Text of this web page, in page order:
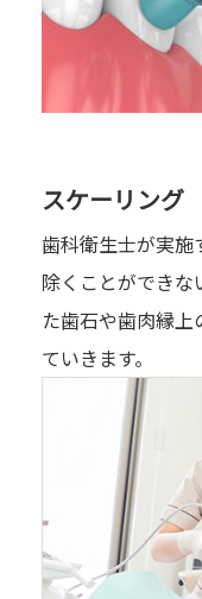
スケーリング
歯科衛生士が実施
除くことができな
た歯石や歯肉縁
ていきます。